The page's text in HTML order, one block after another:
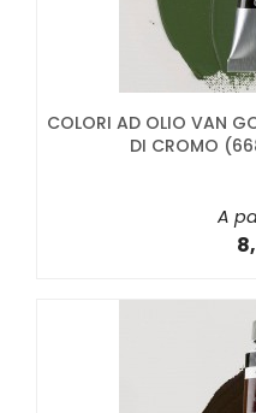
COLORI AD OLIO VAN
DI CROMO
A